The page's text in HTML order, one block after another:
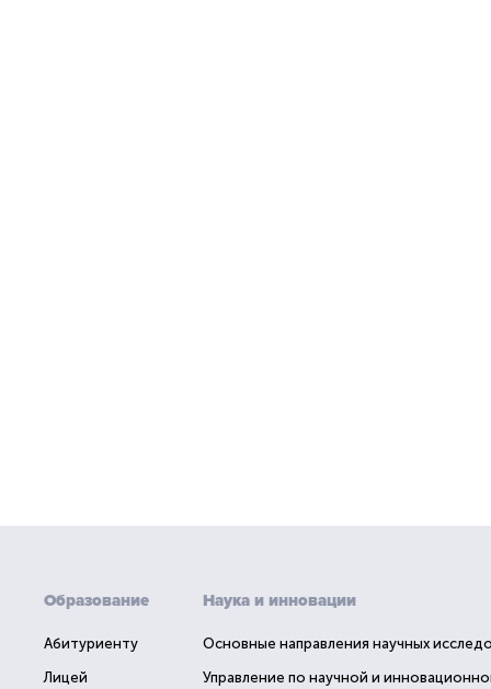
Образование
Абитуриенту
Лицей
Наука и инновации
Основные направления научных
Управление по научной и